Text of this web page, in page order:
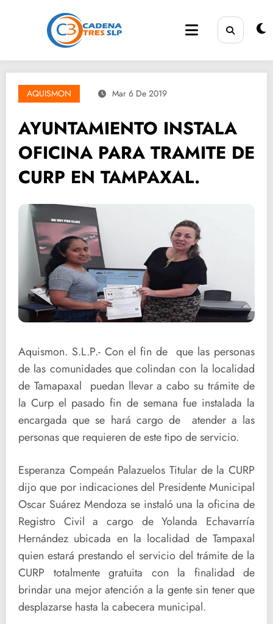
AQUISMON Mar 6 De 2019
AYUNTAMIENTO INSTALA
OFICINA PARA TRAMITE DE
CURP EN TAMPAXAL.
Aquismon. S.L.P.- Con el fin de que las personas
de las comunidades que colindan con la localidad
de Tamapaxal puedan llevar a cabo su trámite de
la Curp el pasado fin de semana fue instalada la
encargada que se hará cargo de atender a las
personas que requieren de este tipo de servicio.
Esperanza Compeán Palazuelos Titular de la CURP
dijo que por indicaciones del Presidente Municipal
Oscar Suárez Mendoza se instaló una la oficina de
Registro Civil a cargo de Yolanda Echavarría
Hernández ubicada en la localidad de Tampaxal
quien estará prestando el servicio del trámite de la
CURP totalmente gratuita con la finalidad de
brindar una mejor atención a la gente sin tener que
desplazarse hasta la cabecera municipal.